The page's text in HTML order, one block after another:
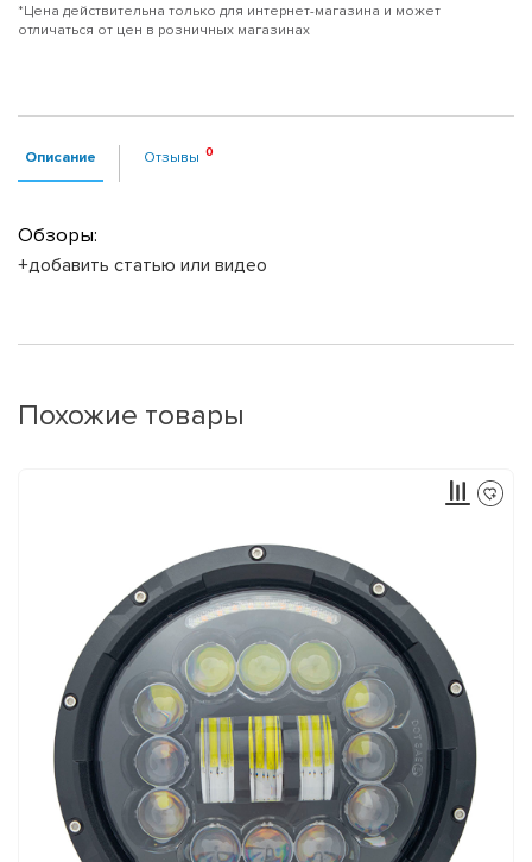
*Цена действительна только для интернет-магазина и может
отличаться от цен в розничных магазинах
Описание Отзывы
Обзоры:
+добавить статью или видео
Похожие товары